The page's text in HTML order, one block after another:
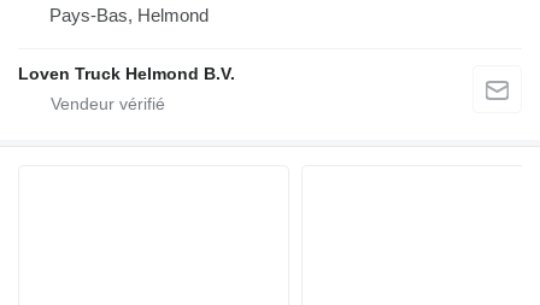
Pays-Bas, Helmond
Loven Truck Helmond B.V.